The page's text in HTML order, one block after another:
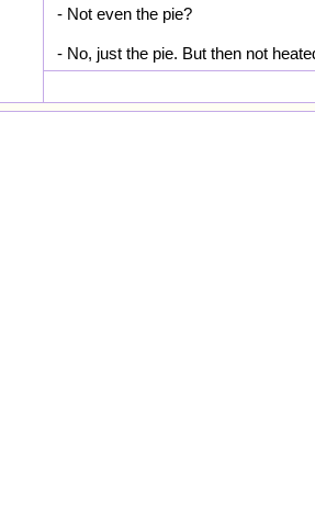
- Not even the pie?
- No, just the pie. But then not